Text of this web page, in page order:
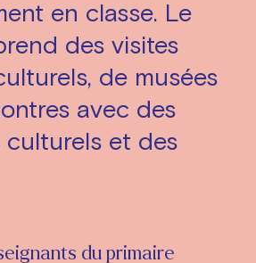
en classe. Le
des visites
de musées
avec des
et des
du primaire